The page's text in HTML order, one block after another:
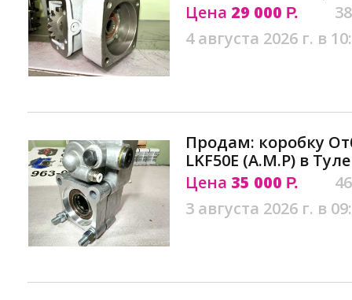
Цена 29 000 Р.
4 августа 2026 г. в
Продам: коробку
LKF50E (A.M.P) в Туле
Цена 35 000 Р.
3 августа 2026 г. в